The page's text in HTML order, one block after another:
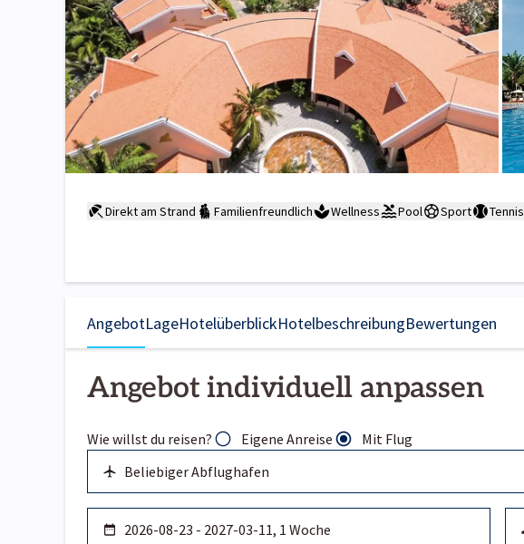
Direkt am Strand Familienfreundlich Wellness Pool Sport Tennis
AngebotLageHotelüberblickHotelbeschreibungBewertungen
Angebot individuell anpassen
Wie willst du reisen? Eigene Anreise Mit Flug